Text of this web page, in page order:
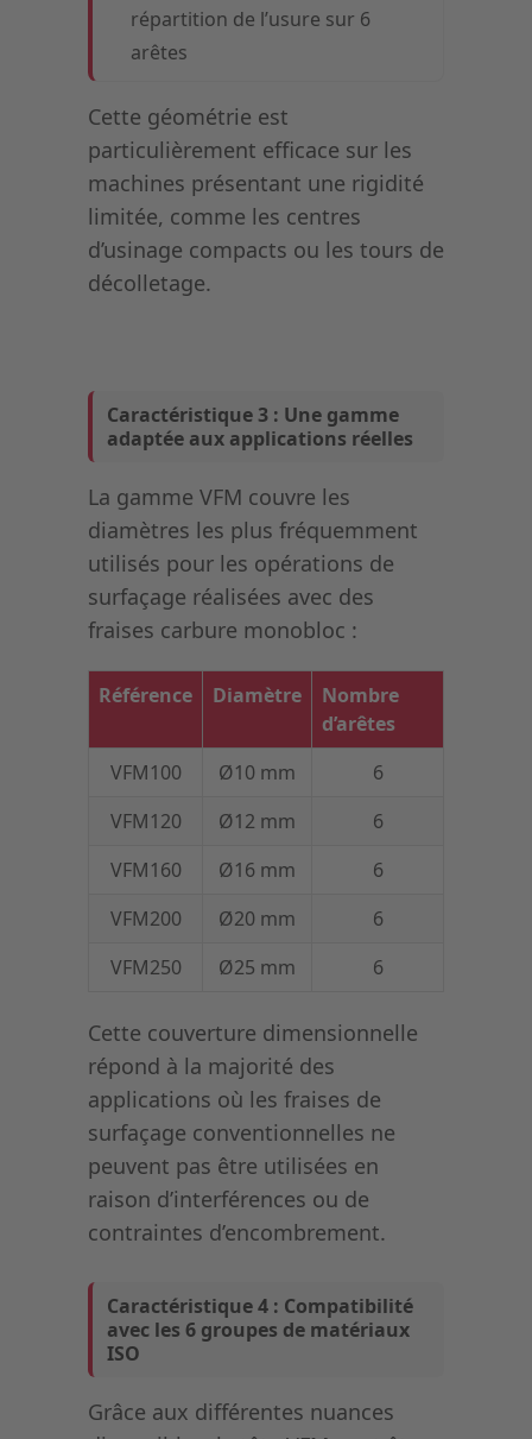
répartition de l’usure sur 6
arêtes
Cette géométrie est
particulièrement efficace sur les
machines présentant une rigidité
limitée, comme les centres
d’usinage compacts ou les tours de
décolletage.
Caractéristique 3 : Une gamme
adaptée aux applications réelles
La gamme VFM couvre les
diamètres les plus fréquemment
utilisés pour les opérations de
surfaçage réalisées avec des
fraises carbure monobloc :
Référence Diamètre
Nombre
d’arêtes
VFM100
Ø10 mm
6
VFM120
Ø12 mm
6
VFM160
Ø16 mm
6
VFM200
Ø20 mm
6
VFM250
Ø25 mm 6
Cette couverture dimensionnelle
répond à la majorité des
applications où les fraises de
surfaçage conventionnelles ne
peuvent pas être utilisées en
raison d’interférences ou de
contraintes d’encombrement.
Caractéristique 4 : Compatibilité
avec les 6 groupes de matériaux
ISO
Grâce aux différentes nuances